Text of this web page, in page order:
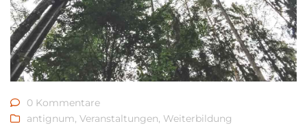
0 Kommentare
antignum, Veranstaltungen, Weiterbildung